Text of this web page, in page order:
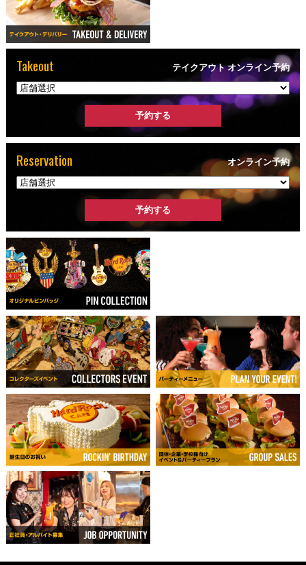
Takeout テイクアウト オンライン予約
Reservation オンライン予約